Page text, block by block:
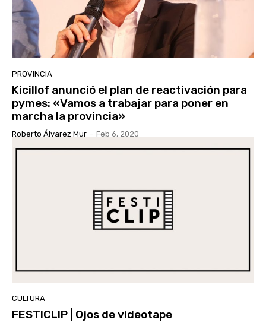
PROVINCIA
Kicillof anunció el plan de reactivación para
pymes: «Vamos a trabajar para poner en
marcha la provincia»
Roberto Álvarez Mur - Feb 6, 2020
CULTURA
FESTICLIP | Ojos de videotape